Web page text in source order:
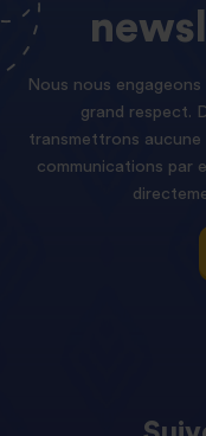
Nous nous
grand respect.
transmettrons aucune
communications par